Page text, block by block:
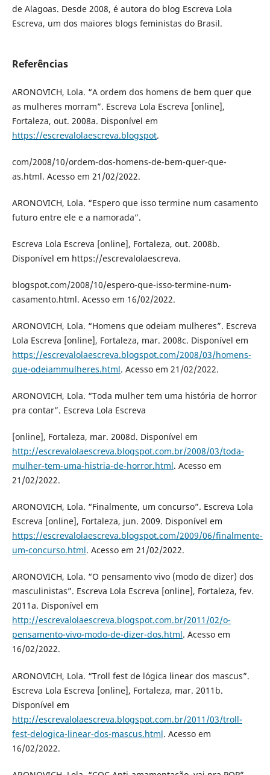
de Alagoas. Desde 2008, é autora do blog Escreva Lola
Escreva, um dos maiores blogs feministas do Brasil.
Referências
ARONOVICH, Lola. “A ordem dos homens de bem quer que
as mulheres morram”. Escreva Lola Escreva [online],
Fortaleza, out. 2008a. Disponível em
https://escrevalolaescreva.blogspot.
com/2008/10/ordem-dos-homens-de-bem-quer-que-
as.html. Acesso em 21/02/2022.
ARONOVICH, Lola. “Espero que isso termine num casamento
futuro entre ele e a namorada”.
Escreva Lola Escreva [online], Fortaleza, out. 2008b.
Disponível em https://escrevalolaescreva.
blogspot.com/2008/10/espero-que-isso-termine-num-
casamento.html. Acesso em 16/02/2022.
ARONOVICH, Lola. “Homens que odeiam mulheres”. Escreva
Lola Escreva [online], Fortaleza, mar. 2008c. Disponível em
https://escrevalolaescreva.blogspot.com/2008/03/homens-
que-odeiammulheres.html. Acesso em 21/02/2022.
ARONOVICH, Lola. “Toda mulher tem uma história de horror
pra contar”. Escreva Lola Escreva
[online], Fortaleza, mar. 2008d. Disponível em
http://escrevalolaescreva.blogspot.com.br/2008/03/toda-
mulher-tem-uma-histria-de-horror.html. Acesso em
21/02/2022.
ARONOVICH, Lola. “Finalmente, um concurso”. Escreva Lola
Escreva [online], Fortaleza, jun. 2009. Disponível em
https://escrevalolaescreva.blogspot.com/2009/06/finalmente-
um-concurso.html. Acesso em 21/02/2022.
ARONOVICH, Lola. “O pensamento vivo (modo de dizer) dos
masculinistas”. Escreva Lola Escreva [online], Fortaleza, fev.
2011a. Disponível em
http://escrevalolaescreva.blogspot.com.br/2011/02/o-
pensamento-vivo-modo-de-dizer-dos.html. Acesso em
16/02/2022.
ARONOVICH, Lola. “Troll fest de lógica linear dos mascus”.
Escreva Lola Escreva [online], Fortaleza, mar. 2011b.
Disponível em
http://escrevalolaescreva.blogspot.com.br/2011/03/troll-
fest-delogica-linear-dos-mascus.html. Acesso em
16/02/2022.